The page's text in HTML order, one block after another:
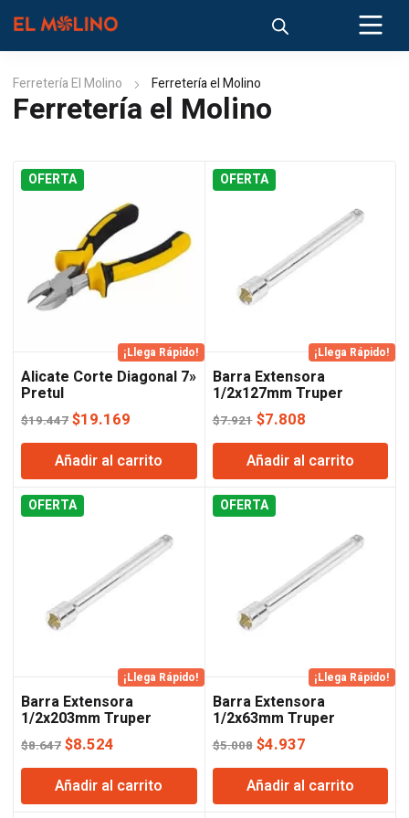
Ferretería El Molino Ferretería el Molino
Ferretería el Molino
OFERTA
¡Llega Rápido!
Alicate Corte Diagonal 7»
Pretul
$19.447 El
precio
original
era:
$19.447.
$19.169
precio
actual
es:
Añadir al carrito
OFERTA
¡Llega Rápido!
Barra Extensora
1/2x127mm Truper
$7.921 El
precio
original
era:
$7.921.
$7.808El
precio
actual
es:
Añadir al carrito
OFERTA
¡Llega Rápido!
Barra Extensora
1/2x203mm Truper
$8.647 El
precio
original
era:
$8.524
precio
actual
es:
Añadir al carrito
OFERTA
¡Llega Rápido!
Barra Extensora
1/2x63mm Truper
$5.008 El
precio
original
era:
$4.937El
precio
actual
es:
Añadir al carrito